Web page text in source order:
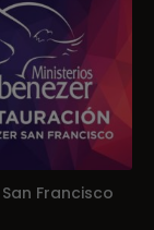
Francisco